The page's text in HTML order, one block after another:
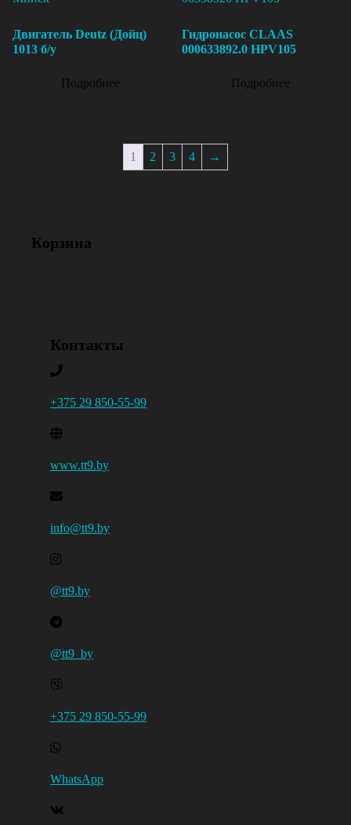
Двигатель Deutz (Дойц)
1013 б/у
Подробнее
Гидронасос CLAAS
000633892.0 HPV105
Подробнее
1 2 3 4 →
Корзина
Контакты
+375 29 850-55-99
www.tt9.by
info@tt9.by
@tt9.by
@tt9_by
+375 29 850-55-99
WhatsApp